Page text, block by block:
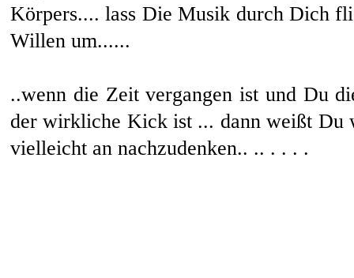
Körpers.... lass Die Musik durch Dich
Willen um......
..wenn die Zeit vergangen ist und Du
der wirkliche Kick ist ... dann weißt Du
vielleicht an nachzudenken.. .. . . . .